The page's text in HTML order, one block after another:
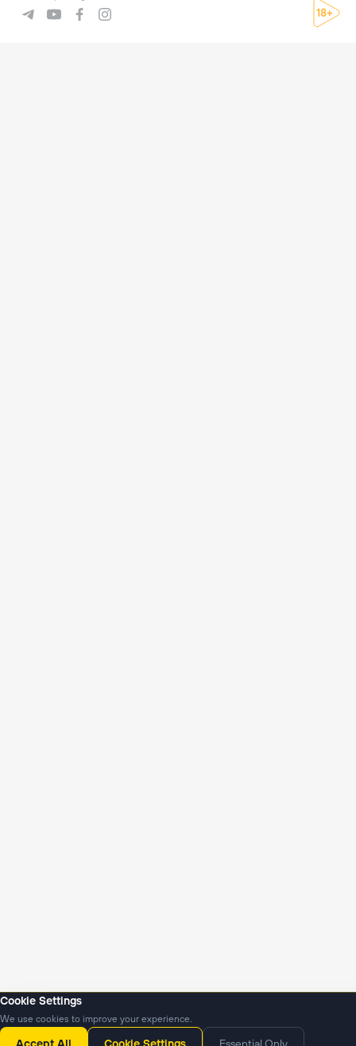
Янгиликлар Подкастлар
Cookie Settings
We use cookies to improve your experience.